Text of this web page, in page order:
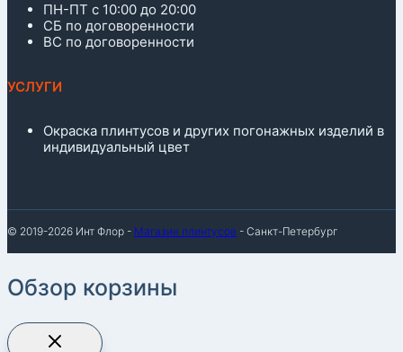
ПН-ПТ с 10:00 до 20:00
СБ по договоренности
ВС по договоренности
УСЛУГИ
Окраска плинтусов и других погонажных изделий в
индивидуальный цвет
© 2019-2026 Инт Флор - Магазин плинтусов - Санкт-Петербург
Обзор корзины